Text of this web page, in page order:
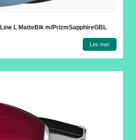
L MatteBlk m/PrizmSapphireGBL
Les mer